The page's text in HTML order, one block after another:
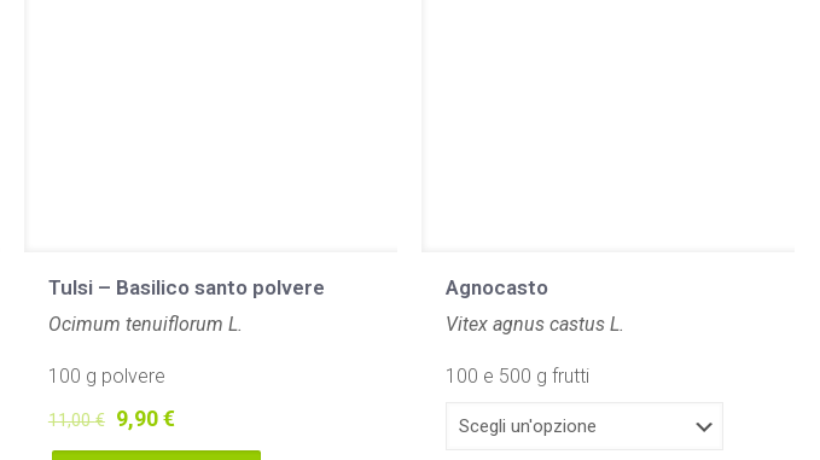
Tulsi – Basilico santo polvere
Ocimum tenuiflorum L.
100 g polvere
11,00€ Il
prezzo
9,90€Il
prezzo
Agnocasto
Vitex agnus castus L.
100 e 500 g frutti